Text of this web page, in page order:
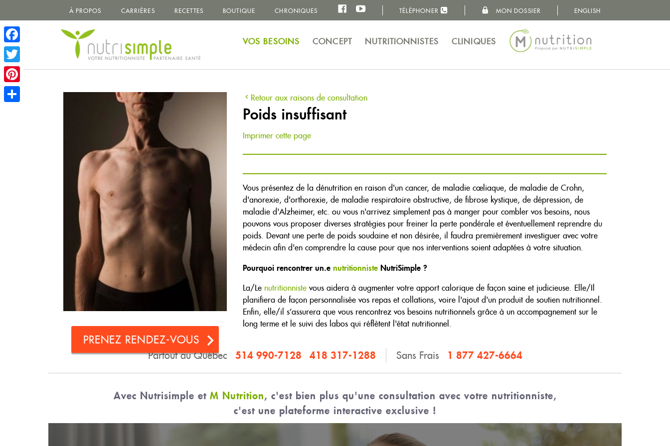
À PROPOS CARRIÈRES RECETTES BOUTIQUE CHRONIQUES TÉLÉPHONER MON DOSSIER ENGLISH
Facebook
Twitter
Pinterest
VOS BESOINS CONCEPT NUTRITIONNISTES CLINIQUES
PRENEZ RENDEZ-VOUS
Retour aux raisons de consultation
Poids insuffisant
Imprimer cette page
Vous présentez de la dénutrition en raison d'un cancer, de maladie cœliaque, de maladie de Crohn,
d'anorexie, d'orthorexie, de maladie respiratoire obstructive, de fibrose kystique, de dépression, de
maladie d'Alzheimer, etc. ou vous n'arrivez simplement pas à manger pour combler vos besoins, nous
pouvons vous proposer diverses stratégies pour freiner la perte pondérale et éventuellement reprendre du
poids. Devant une perte de poids soudaine et non désirée, il faudra premièrement investiguer avec votre
médecin afin d'en comprendre la cause pour que nos interventions soient adaptées à votre situation.
Pourquoi rencontrer un.e nutritionniste NutriSimple ?
La/Le nutritionniste vous aidera à augmenter votre apport calorique de façon saine et judicieuse. Elle/Il
planifiera de façon personnalisée vos repas et collations, voire l'ajout d'un produit de soutien nutritionnel.
Enfin, elle/il s’assurera que vous rencontrez vos besoins nutritionnels grâce à un accompagnement sur le
long terme et le suivi des labos qui réflètent l'état nutritionnel.
Partout au Québec 514 990-7128 418 317-1288 Sans Frais 1 877 427-6664
Avec Nutrisimple et M Nutrition, c'est bien plus qu'une consultation avec votre nutritionniste,
c'est une plateforme interactive exclusive !
MON DOSSIER
VOS BESOINS
CARRIÈRES
RECETTES
BOUTIQUE
1877-427-6664